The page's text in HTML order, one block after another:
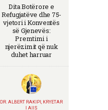
Dita Botërore e
Refugjatëve dhe 75-
vjetori i Konventës
së Gjenevës:
Premtimi i
njerëzimit që nuk
duhet harruar
DR. ALBERT RAKIPI, KRYETAR
I AIIS